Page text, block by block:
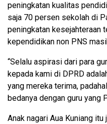
peningkatan kualitas
saja 70 persen sekolah di
peningkatan kesejahteraan
kependidikan non PNS
“Selalu aspirasi dari para
kepada kami di DPRD
yang mereka terima,
bedanya dengan guru yang
Anak nagari Aua Kuniang